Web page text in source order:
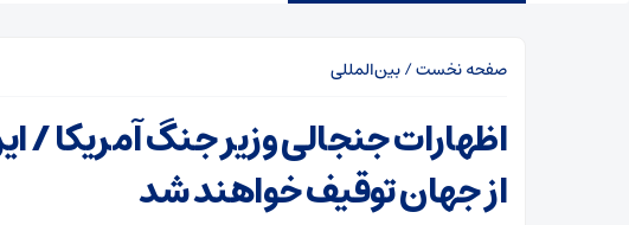
صفحه نخست/بین‌المللی
اظهارات جنجالی وزیر جنگ آمریکا
از جهان توقیف خواهند شد